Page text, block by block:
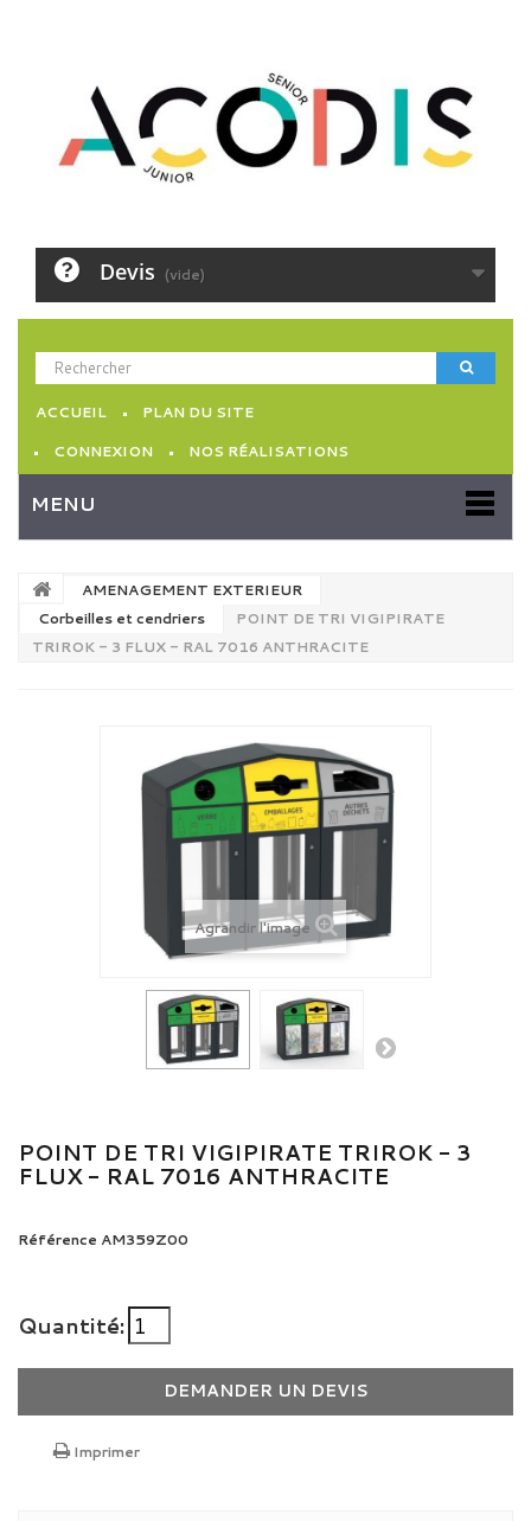
Devis (vide)
ACCUEIL
PLAN DU SITE
CONNEXION
NOS RÉALISATIONS
MENU
AMENAGEMENT EXTERIEUR
Corbeilles et cendriers
POINT DE TRI VIGIPIRATE
TRIROK - 3 FLUX - RAL 7016 ANTHRACITE
Agrandir l'image
POINT DE TRI VIGIPIRATE TRIROK - 3
FLUX - RAL 7016 ANTHRACITE
Référence AM359Z00
Quantité:
DEMANDER UN DEVIS
Imprimer